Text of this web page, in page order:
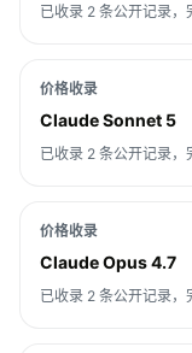
已收录 2 条公开记录，
价格收录
Claude Sonnet 5
已收录 2 条公开记录，
价格收录
Claude Opus 4.7
已收录 2 条公开记录，